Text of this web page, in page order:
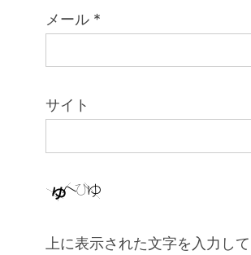
メール *
サイト
上に表示された文字を入力し